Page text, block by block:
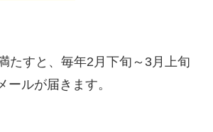
たすと、毎年2月下旬～3月上旬
ールが届きます。